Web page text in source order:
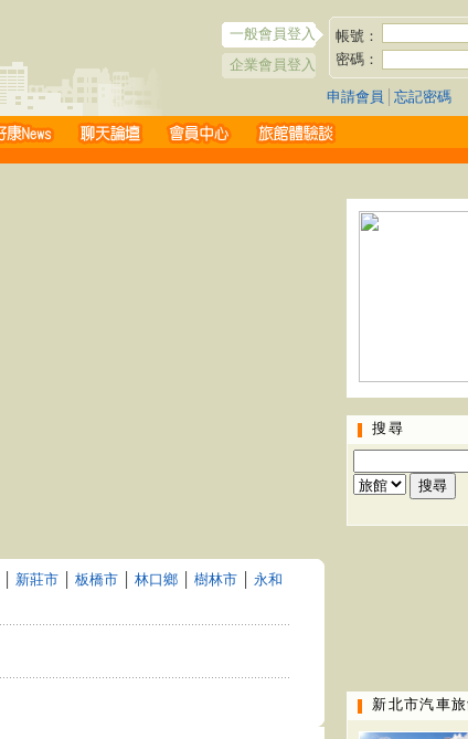
一般會員登入
企業會員登入
帳號：
密碼：
申請會員 忘記密碼
新莊市 板橋市 林口鄉 樹林市
永和
搜尋
新北市汽車